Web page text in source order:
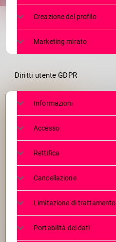
share
email
Creazione del profilo
Marketing mirato
Diritti utente GDPR
Informazioni
Accesso
Rettifica
Cancellazione
Limitazione di trattamento
Portabilità dei dati